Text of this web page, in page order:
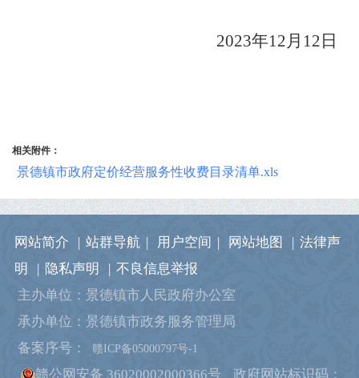
2023年12月12日
相关附件：
景德镇市政府定价经营服务性收费目录清单.xls
网站简介 | 站群导航 | 用户空间 | 网站地图 | 法律声
明
| 隐私声明 | 不良信息举报
主办单位：景德镇市人民政府办公室
承办单位：景德镇市政务服务管理局
备案序号：
赣ICP备05000797号-1
赣公网安备 36020002000366号 政府网站标识码：